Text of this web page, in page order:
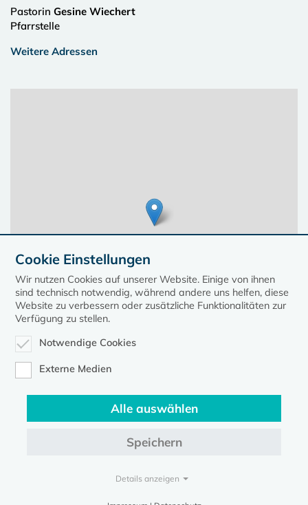
Pastorin Gesine Wiechert
Pfarrstelle
Weitere Adressen
Diese Seite gehört zum Portalkirche-mv.de
Evangelische Kirche in Mecklenburg-Vorpommern © 2026
Cookie Einstellungen
Wir nutzen Cookies auf unserer Website. Einige von ihnen
sind technisch notwendig, während andere uns helfen, diese
Website zu verbessern oder zusätzliche Funktionalitäten zur
Verfügung zu stellen.
Notwendige Cookies
Externe Medien
Alle auswählen
Speichern
Details anzeigen